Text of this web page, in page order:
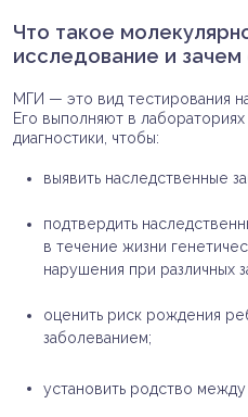
Что такое
исследование и
МГИ — это вид тестирования
Его выполняют в
диагностики, чтобы:
выявить наследственные
подтвердить
в течение жизни
нарушения при различных
оценить риск рождения
заболеванием;
установить родство